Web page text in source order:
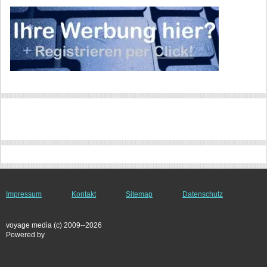
Impressum Kontakt Sitemap Datenschutz
voyage media (c) 2009--2026
Powered by